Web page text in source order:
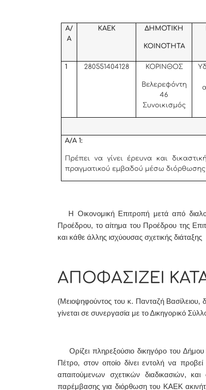
Α/
Α
ΚΑΕΚ ΔΗΜΟΤΙΚΗ
ΚΟΙΝΟΤΗΤΑ
1 280551404128 ΚΟΡΙΝΘΟΣ
Βελερεφόντη
46
Συνοικισμός
Α/Α 1:
Πρέπει να γίνει έρευνα και
πραγματικού εμβαδού μέσω
Η Οικονομική Επιτροπή μετά από
Προέδρου, το αίτημα του Προέδρου της
και κάθε άλλης ισχύουσας σχετικής διάταξης
ΑΠΟΦΑΣΙΖΕΙ
(Μειοψηφούντος του κ. Πανταζή Βασίλειου,
γίνεται σε συνεργασία με το Δικηγορικό
Ορίζει πληρεξούσιο δικηγόρο του
Πέτρο, στον οποίο δίνει εντολή να προβεί
απαιτούμενων σχετικών διαδικασιών,
παρέμβασης για διόρθωση του ΚΑΕΚ